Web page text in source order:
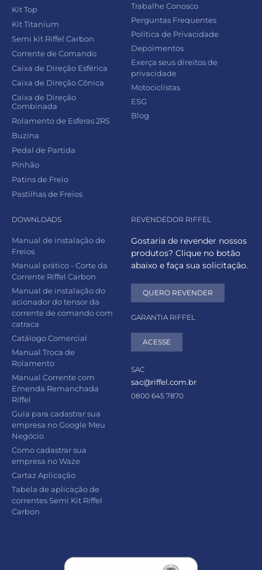
Kit Top
Kit Titanium
Semi kit Riffel Carbon
Corrente de Comando
Caixa de Direção Esférica
Caixa de Direção Cônica
Caixa de Direção
Combinada
Rolamento de Esferas 2RS
Buzina
Pedal de Partida
Pinhão
Patins de Freio
Pastilhas de Freios
Trabalhe Conosco
Perguntas Frequentes
Política de Privacidade
Depoimentos
Exerça seus direitos de
privacidade
Motociclistas
ESG
Blog
DOWNLOADS
Manual de instalação de
Freios
Manual prático - Corte da
Corrente Riffel Carbon
Manual de instalação do
acionador do tensor da
corrente de comando com
catraca
Catálogo Comercial
Manual Troca de
Rolamento
Manual Corrente com
Emenda Remanchada
Riffel
Guia para cadastrar sua
empresa no Google Meu
Negócio
Como cadastrar sua
empresa no Waze
Cartaz Aplicação
Tabela de aplicação de
correntes Semi Kit Riffel
Carbon
REVENDEDOR RIFFEL
Gostaria de revender nossos
produtos? Clique no botão
abaixo e faça sua solicitação.
QUERO REVENDER
GARANTIA RIFFEL
ACESSE
SAC
sac@riffel.com.br
0800 645 7870